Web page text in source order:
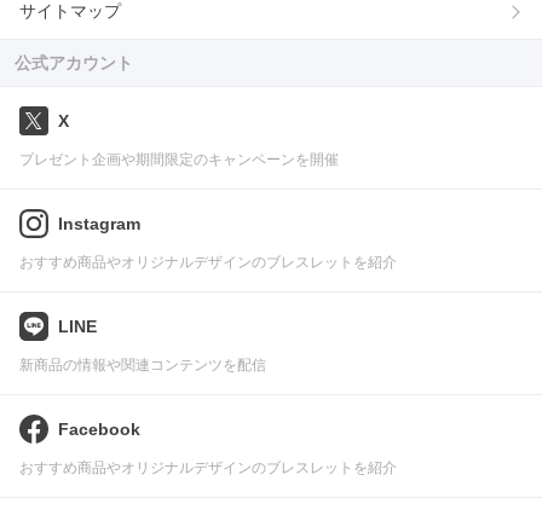
サイトマップ
公式アカウント
X
プレゼント企画や期間限定のキャンペーンを開催
Instagram
おすすめ商品やオリジナルデザインのブレスレットを紹介
LINE
新商品の情報や関連コンテンツを配信
Facebook
おすすめ商品やオリジナルデザインのブレスレットを紹介